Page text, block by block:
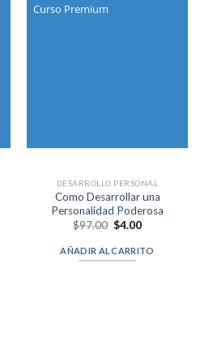
Curso Premium
DESARROLLO PERSONAL
Como Desarrollar una
Personalidad Poderosa
$97.00 Original
was:
$97.00.
$4.00Current
is:
$4.00.
AÑADIR AL CARRITO